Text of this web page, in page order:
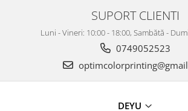
SUPORT CLIENTI
Luni - Vineri: 10:00 - 18:00, Sambătă -
0749052523
DEYU